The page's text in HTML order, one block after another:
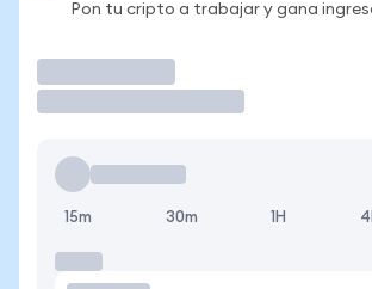
Pon tu cripto a trabajar y gana
15m 30m 1H